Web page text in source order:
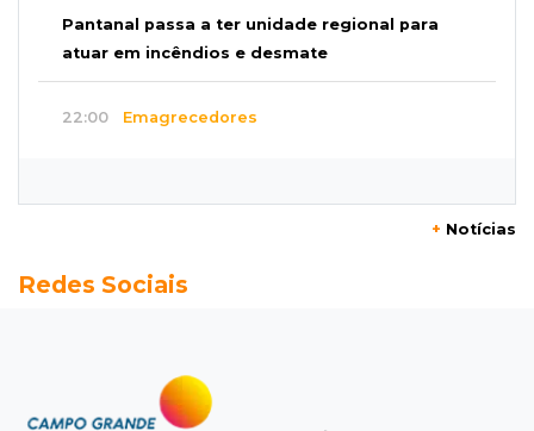
Pantanal passa a ter unidade regional para
atuar em incêndios e desmate
22:00 Emagrecedores
Granizo danifica telhados e plantações
Agregado
Inter perde para o Corinthians mas avança às
+ Notícias
Redes Sociais